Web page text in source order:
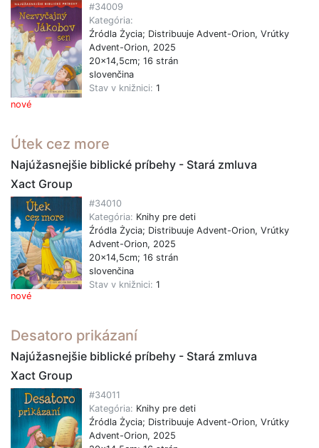
nové
#34009
Kategória:
Źródla Życia; Distribuuje Advent-Orion, Vrútky
Advent-Orion, 2025
20x14,5cm; 16 strán
slovenčina
Stav v knižnici: 1
Útek cez more
Najúžasnejšie biblické príbehy - Stará zmluva
Xact Group
nové
#34010
Kategória: Knihy pre deti
Źródla Życia; Distribuuje Advent-Orion, Vrútky
Advent-Orion, 2025
20x14,5cm; 16 strán
slovenčina
Stav v knižnici: 1
Desatoro prikázaní
Najúžasnejšie biblické príbehy - Stará zmluva
Xact Group
#34011
Kategória: Knihy pre deti
Źródla Życia; Distribuuje Advent-Orion, Vrútky
Advent-Orion, 2025